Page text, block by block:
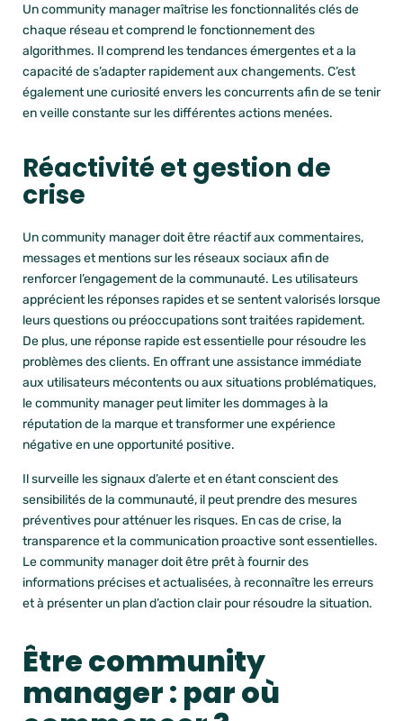
Un community manager maîtrise les fonctionnalités clés de
chaque réseau et comprend le fonctionnement des
algorithmes. Il comprend les tendances émergentes et a la
capacité de s’adapter rapidement aux changements. C’est
également une curiosité envers les concurrents afin de se tenir
en veille constante sur les différentes actions menées.
Réactivité et gestion de
crise
Un community manager doitêtre réactif aux commentaires,
messages et mentions sur les réseaux sociaux afin de
renforcer l’engagement de la communauté. Les utilisateurs
apprécient les réponses rapides et se sentent valorisés lorsque
leurs questions ou préoccupations sont traitées rapidement.
De plus, une réponse rapide est essentielle pour résoudre les
problèmes des clients. En offrant une assistance immédiate
aux utilisateurs mécontents ou aux situations problématiques,
le community manager peut limiter les dommages à la
réputation de la marque et transformer une expérience
négative en une opportunité positive.
Il surveille les signaux d’alerte et en étant conscient des
sensibilités de la communauté, il peut prendre des mesures
préventives pour atténuer les risques. En cas de crise, la
transparence et la communication proactive sont essentielles.
Le community manager doit être prêt à fournir des
informations précises et actualisées, à reconnaître les erreurs
et à présenter un plan d’action clair pour résoudre la situation.
Être community
manager : par où